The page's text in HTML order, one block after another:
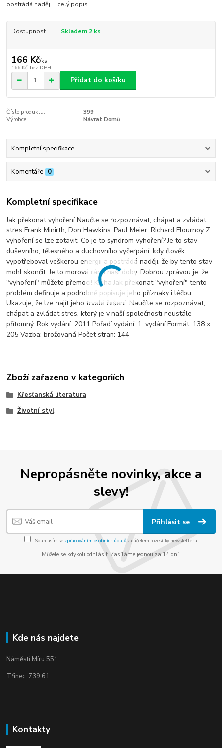
postrádá naději... celý popis
Dostupnost Skladem 2 ks
166 Kč/ks
166 Kč bez DPH
Přidat do košíku
Číslo produktu:
399
Výrobce:
Návrat Domů
Kompletní specifikace
Komentáře 0
Kompletní specifikace
Jak překonat vyhoření Naučte se rozpoznávat, chápat a zvládat
stres Frank Minirth, Don Hawkins, Paul Meier, Richard Flournoy Z
vyhoření se lze zotavit. Co je to syndrom vyhoření? Je to stav
duševního, tělesného a duchovního vyčerpání, kdy člověk
vypotřeboval veškerou energii a postrádá naději, že by tento stav
mohl skončit. Je to morová rána naší doby. Dobrou zprávou je, že
"vyhoření" můžete přemoci! Kniha Jak překonat "vyhoření" tento
problém definuje a podrobně popisuje jeho příznaky i léčbu.
Ukazuje, že lze najít jeho trvalé řešení. Naučíte se rozpoznávat,
chápat a zvládat stres, který je v naší společnosti neustále
přítomný. Rok vydání: 2011 Pořadí vydání: 1. vydání Formát: 138 x
205 Vazba: brožovaná Počet stran: 144
Zboží zařazeno v kategoriích
Křesťanská literatura
Životní styl
Nepropásněte novinky, akce a
slevy!
Přihlásit se
Souhlasím se zpracováním osobních údajůza účelem rozesílky newsletteru.
Můžete se kdykoli odhlásit. Zasíláme jednou za 14 dní.
Kde nás najdete
Náměstí Míru 551
Třinec, 739 61
Kontakty